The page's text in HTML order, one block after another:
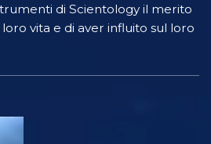
di Scientology il merito
vita e di aver influito sul loro